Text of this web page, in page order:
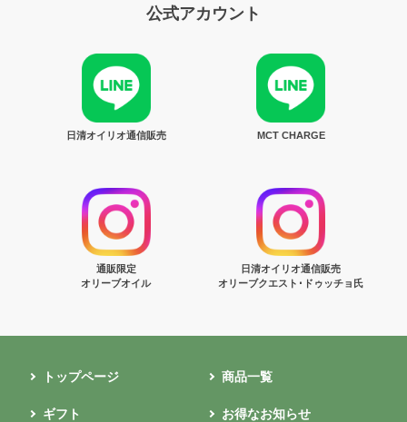
公式アカウント
日清オイリオ通信販売 MCT CHARGE
通販限定
オリーブオイル
日清オイリオ通信販売
オリーブクエスト･ドゥッチョ氏
トップページ 商品一覧
ギフト お得なお知らせ